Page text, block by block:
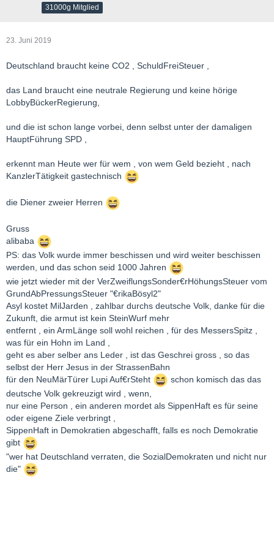
31000g Mitglied
23. Juni 2019
Deutschland braucht keine CO2 , SchuldFreiSteuer ,
das Land braucht eine neutrale Regierung und keine hörige
LobbyBückerRegierung,
und die ist schon lange vorbei, denn selbst unter der damaligen
HauptFührung SPD ,
erkennt man Heute wer für wem , von wem Geld bezieht , nach
KanzlerTätigkeit gastechnisch
die Diener zweier Herren
Gruss
alibaba
PS: das Volk wurde immer beschissen und wird weiter beschissen
werden, und das schon seid 1000 Jahren
wie jetzt wieder mit der VerZweiflungsSonder€rHöhungsSteuer vom
GrundAbPressungsSteuer "€rikaBösyl2"
Asyl kostet MilJarden , zahlbar durchs deutsche Volk, danke für die
Zukunft, die armut ist kein SteinWurf mehr
entfernt , ein ArmLänge soll wohl reichen , für des MessersSpitz ,
was für ein Hohn im Land ,
geht es aber selber ans Leder , ist das Geschrei gross , so das
selbst der Herr Jesus in der StrassenBahn
für den NeuMärTürer Lupi Auf€rSteht
schon komisch das das
deutsche Volk gekreuzigt wird , wenn,
nur eine Person , ein anderen mordet als SippenHaft es für seine
oder eigene Ziele verbringt ,
SippenHaft in Demokratien abgeschafft, falls es noch Demokratie
gibt
"wer hat Deutschland verraten, die SozialDemokraten und nicht nur
die"